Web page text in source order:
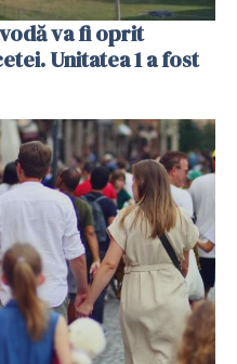
va fi oprit
Unitatea 1 a fost